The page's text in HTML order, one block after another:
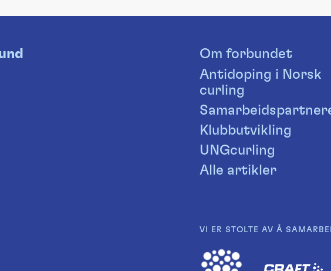
Om forbundet
Antidoping i Norsk
curling
Klubbutvikling
UNGcurling
Alle artikler
VI ER STOLTE AV Å